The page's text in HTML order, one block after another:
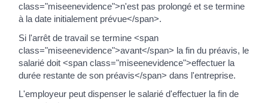
class="miseenevidence">n'est pas prolongé et se termine
à la date initialement prévue</span>.
Si l'arrêt de travail se termine <span
class="miseenevidence">avant</span> la fin du préavis, le
salarié doit <span class="miseenevidence">effectuer la
durée restante de son préavis</span> dans l'entreprise.
L'employeur peut dispenser le salarié d'effectuer la fin de